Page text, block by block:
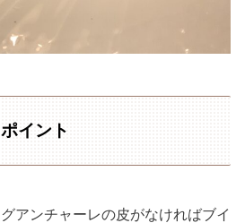
イント
アンチャーレの皮がなければブイ